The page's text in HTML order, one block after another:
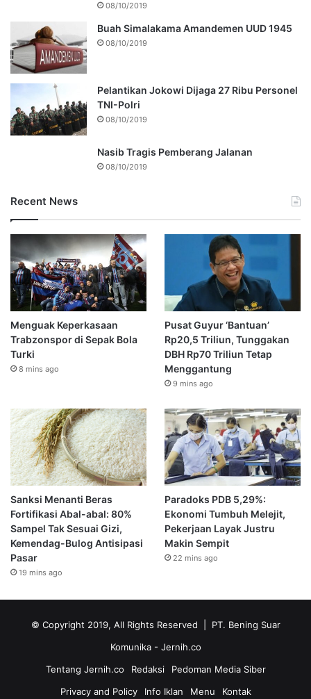
08/10/2019
Buah Simalakama Amandemen UUD 1945
08/10/2019
Pelantikan Jokowi Dijaga 27 Ribu Personel
TNI-Polri
08/10/2019
Nasib Tragis Pemberang Jalanan
08/10/2019
Recent News
Menguak Keperkasaan
Trabzonspor di Sepak Bola
Turki
8 mins ago
Pusat Guyur ‘Bantuan’
Rp20,5 Triliun, Tunggakan
DBH Rp70 Triliun Tetap
Menggantung
9 mins ago
Sanksi Menanti Beras
Fortifikasi Abal-abal: 80%
Sampel Tak Sesuai Gizi,
Kemendag-Bulog Antisipasi
Pasar
19 mins ago
Paradoks PDB 5,29%:
Ekonomi Tumbuh Melejit,
Pekerjaan Layak Justru
Makin Sempit
22 mins ago
© Copyright 2019, All Rights Reserved | PT. Bening Suar
Komunika - Jernih.co
Tentang Jernih.co
Redaksi
Pedoman Media Siber
Privacy and Policy
Info Iklan Menu Kontak